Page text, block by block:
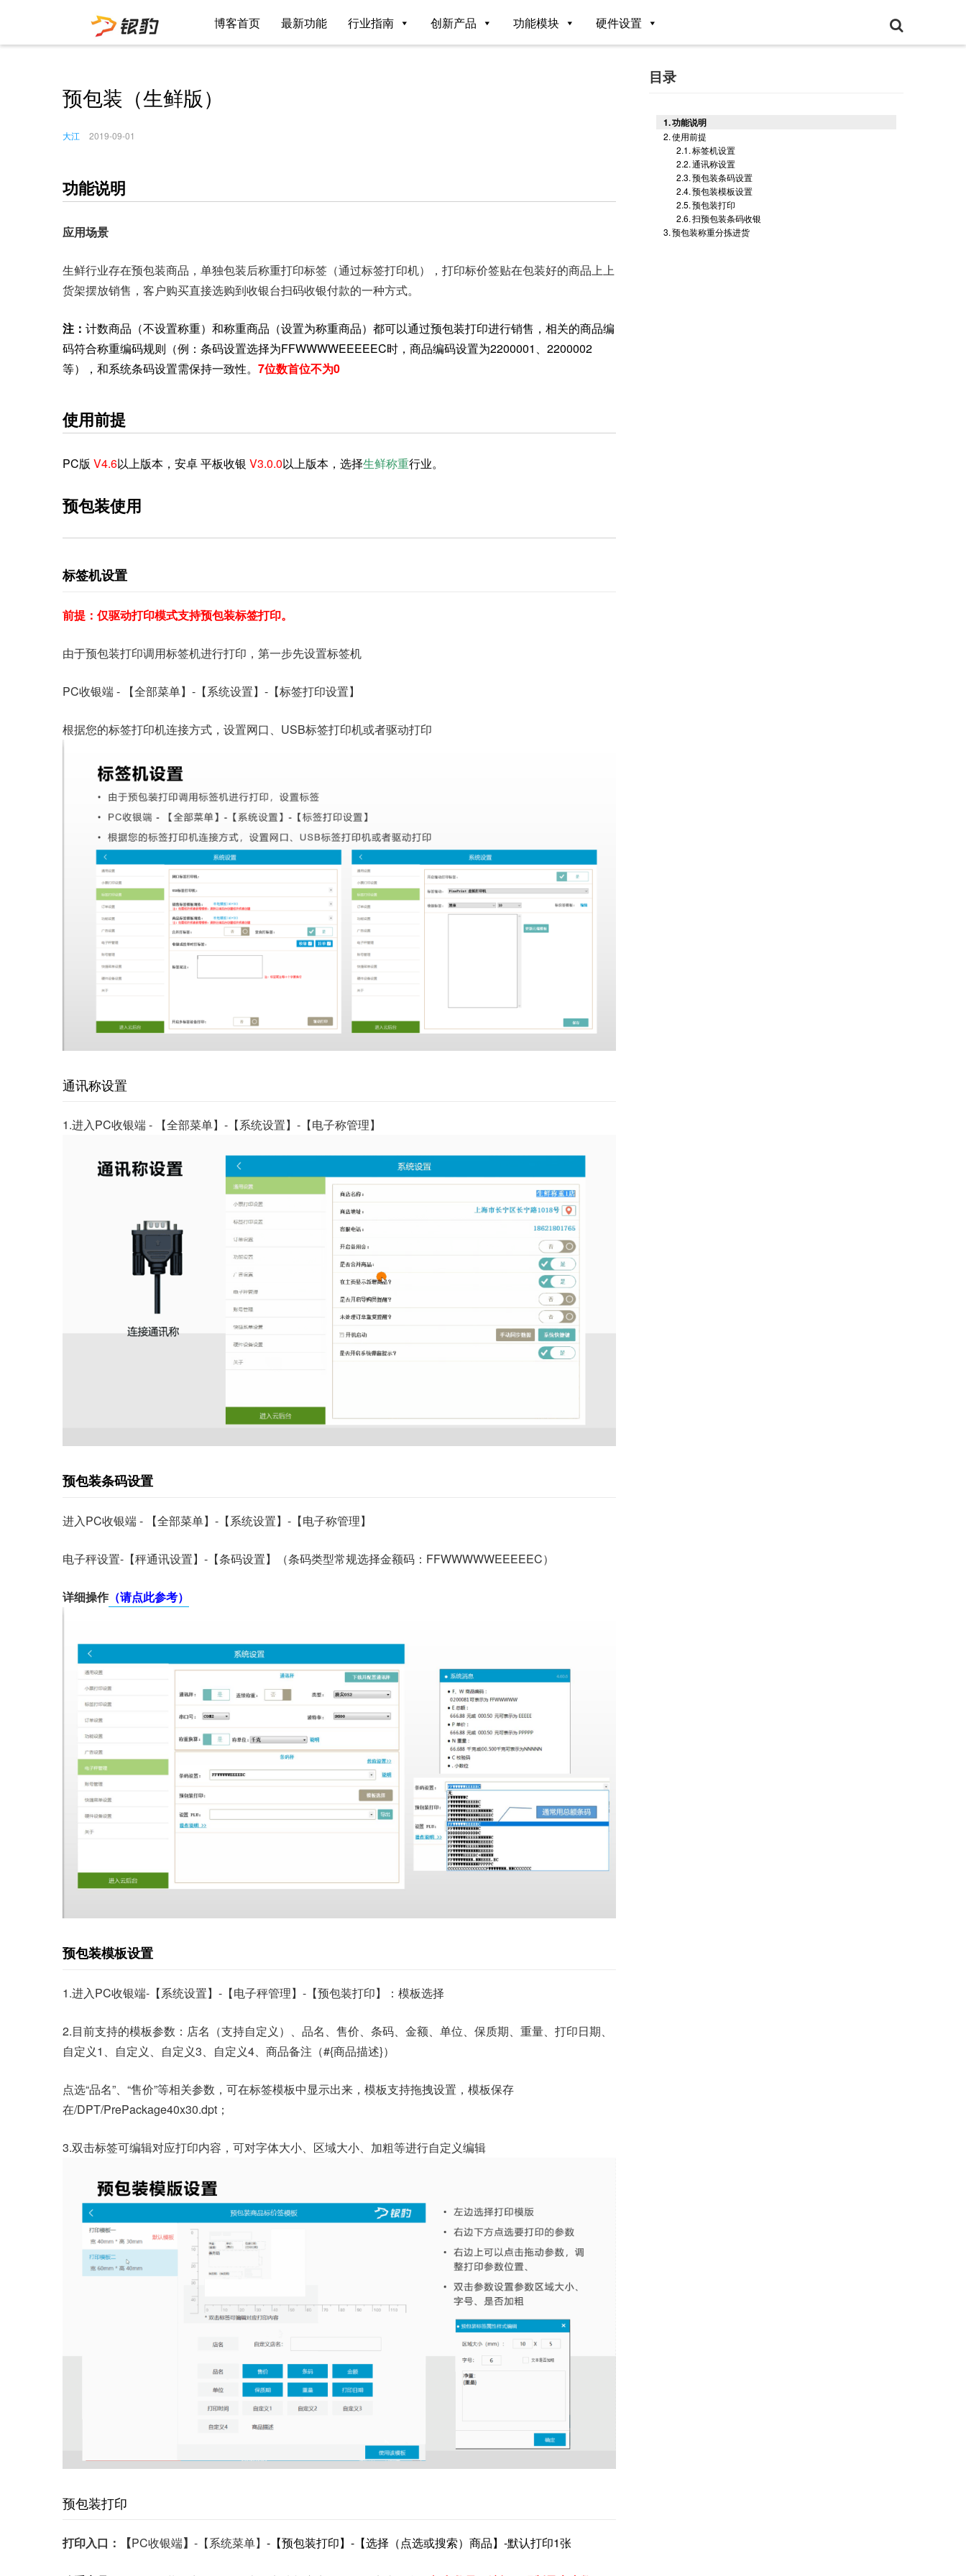
博客首页 最新功能 行业指南 创新产品 功能模块 硬件设置
预包装（生鲜版）
大江 2019-09-01
功能说明
应用场景
生鲜行业存在预包装商品，单独包装后称重打印标签（通过标签打印机），打印标价签贴在包装好的商品上上
货架摆放销售，客户购买直接选购到收银台扫码收银付款的一种方式。
注： 计数商品（不设置称重）和称重商品（设置为称重商品）都可以通过预包装打印进行销售，相关的商品编
码符合称重编码规则（例：条码设置选择为FFWWWWEEEEEC时，商品编码设置为2200001、2200002
等），和系统条码设置需保持一致性。 7位数首位不为0
使用前提
PC版 V4.6以上版本，安卓 平板收银 V3.0.0以上版本，选择生鲜称重行业。
预包装使用
标签机设置
前提：仅驱动打印模式支持预包装标签打印。
由于预包装打印调用标签机进行打印，第一步先设置标签机
PC收银端 - 【全部菜单】-【系统设置】-【标签打印设置】
根据您的标签打印机连接方式，设置网口、USB标签打印机或者驱动打印
通讯称设置
1.进入PC收银端 - 【全部菜单】-【系统设置】-【电子称管理】
预包装条码设置
进入PC收银端 - 【全部菜单】-【系统设置】-【电子称管理】
电子秤设置-【秤通讯设置】-【条码设置】（条码类型常规选择金额码：FFWWWWWEEEEEC）
详细操作 （请点此参考）
预包装模板设置
1.进入PC收银端-【系统设置】-【电子秤管理】-【预包装打印】：模板选择
2.目前支持的模板参数：店名（支持自定义）、品名、售价、条码、金额、单位、保质期、重量、打印日期、
自定义1、自定义、自定义3、自定义4、商品备注（#{商品描述}）
点选“品名”、“售价”等相关参数，可在标签模板中显示出来，模板支持拖拽设置，模板保存
在/DPT/PrePackage40x30.dpt；
3.双击标签可编辑对应打印内容，可对字体大小、区域大小、加粗等进行自定义编辑
预包装打印
打印入口：【PC收银端】 -【系统菜单】 -【预包装打印】-【选择（点选或搜索）商品】 -默认打印1张
目录
功能说明
使用前提
标签机设置
通讯称设置
预包装条码设置
预包装模板设置
预包装打印
扫预包装条码收银
预包装称重分拣进货